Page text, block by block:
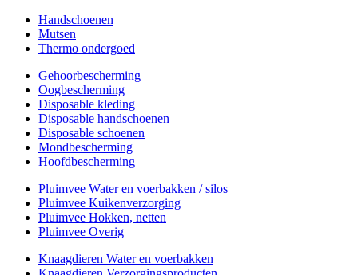
Handschoenen
Mutsen
Thermo ondergoed
Gehoorbescherming
Oogbescherming
Disposable kleding
Disposable handschoenen
Disposable schoenen
Mondbescherming
Hoofdbescherming
Pluimvee Water en voerbakken / silos
Pluimvee Kuikenverzorging
Pluimvee Hokken, netten
Pluimvee Overig
Knaagdieren Water en voerbakken